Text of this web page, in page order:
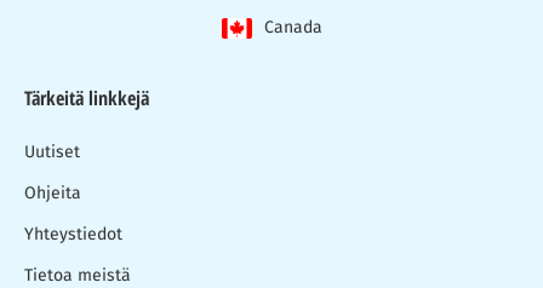
Canada
Tärkeitä linkkejä
Uutiset
Ohjeita
Yhteystiedot
Tietoa meistä